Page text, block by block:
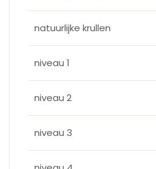
natuurlijke krullen
niveau 1
niveau 2
niveau 3